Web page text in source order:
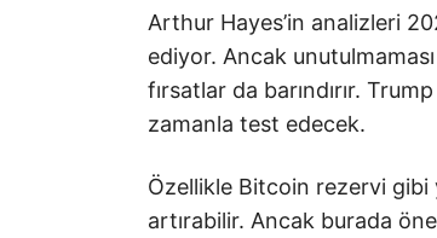
Arthur Hayes’in analizleri
ediyor. Ancak
fırsatlar da barındırır.
zamanla test edecek.
Özellikle Bitcoin rezervi
artırabilir. Ancak burada